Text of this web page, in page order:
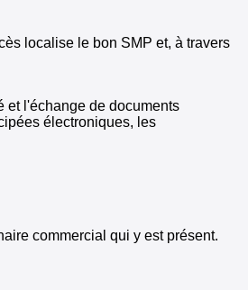
localise le bon SMP et, à travers
et l'échange de documents
électroniques, les
commercial qui y est présent.